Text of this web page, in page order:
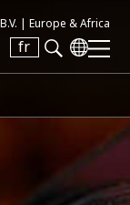
| Europe & Africa
fr